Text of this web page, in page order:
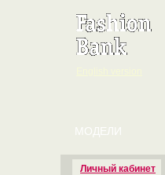
Личный кабинет
МОДЕЛИ